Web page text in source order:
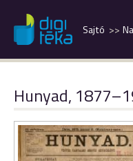
Sajtó
Hunyad,